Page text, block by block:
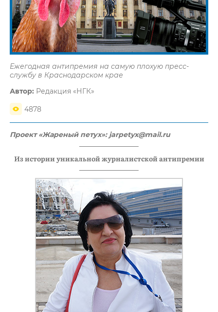
Ежегодная антипремия на самую плохую пресс-
службу в Краснодарском крае
Автор: Редакция «НГК»
4878
Проект «Жареный петух»: jarpetyx@mail.ru
Из истории уникальной журналистской антипремии